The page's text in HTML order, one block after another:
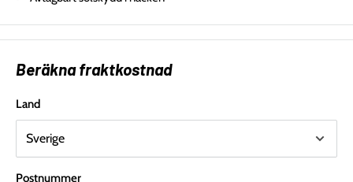
Beräkna fraktkostnad
Land
Postnummer